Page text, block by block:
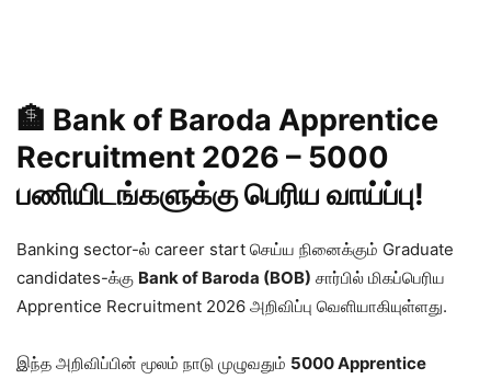
🏦 Bank of Baroda Apprentice
Recruitment 2026 – 5000
பணியிடங்களுக்கு பெரிய வாய்ப்பு!
Banking sector-ல் career start செய்ய நினைக்கும் Graduate
candidates-க்கு Bank of Baroda (BOB) சார்பில் மிகப்பெரிய
Apprentice Recruitment 2026 அறிவிப்பு வெளியாகியுள்ளது.
இந்த அறிவிப்பின் மூலம் நாடு முழுவதும் 5000 Apprentice